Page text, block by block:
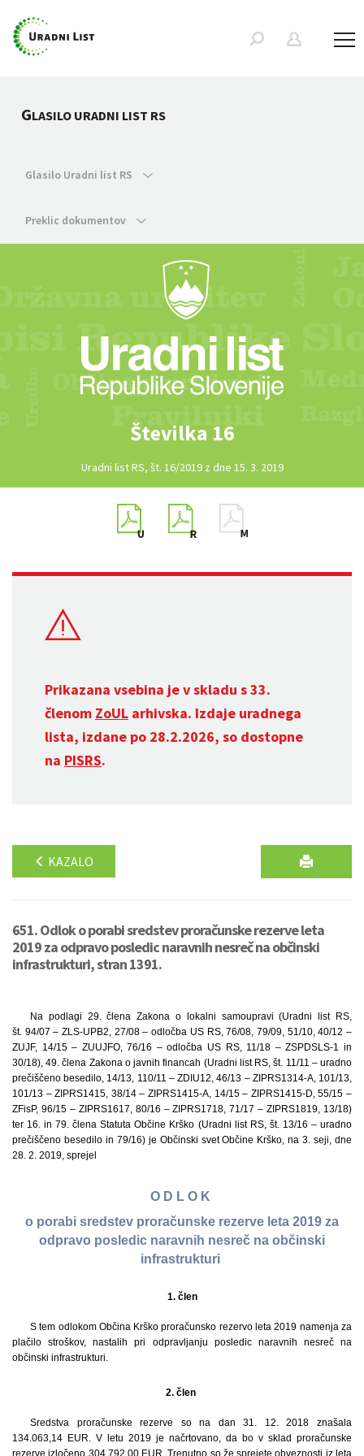
GLASILO URADNI LIST RS
Glasilo Uradni list RS
Preklic dokumentov
Številka 16
Uradni list RS, št. 16/2019 z dne 15. 3. 2019
Prikazana vsebina je v skladu s 33.
členom ZoUL arhivska. Izdaje uradnega
lista, izdane po 28.2.2026, so dostopne
na PISRS.
KAZALO
651. Odlok o porabi sredstev proračunske rezerve leta
2019 za odpravo posledic naravnih nesreč na občinski
infrastrukturi, stran 1391.
Na podlagi 29. člena Zakona o lokalni samoupravi (Uradni list RS,
št. 94/07 – ZLS-UPB2, 27/08 – odločba US RS, 76/08, 79/09, 51/10, 40/12 –
ZUJF, 14/15 – ZUUJFO, 76/16 – odločba US RS, 11/18 – ZSPDSLS-1 in
30/18), 49. člena Zakona o javnih financah (Uradni list RS, št. 11/11 – uradno
prečiščeno besedilo, 14/13, 110/11 – ZDIU12, 46/13 – ZIPRS1314-A, 101/13,
101/13 – ZIPRS1415, 38/14 – ZIPRS1415-A, 14/15 – ZIPRS1415-D, 55/15 –
ZFisP, 96/15 – ZIPRS1617, 80/16 – ZIPRS1718, 71/17 – ZIPRS1819, 13/18)
ter 16. in 79. člena Statuta Občine Krško (Uradni list RS, št. 13/16 – uradno
prečiščeno besedilo in 79/16) je Občinski svet Občine Krško, na 3. seji, dne
28. 2. 2019, sprejel
O D L O K
o porabi sredstev proračunske rezerve leta 2019 za
odpravo posledic naravnih nesreč na občinski
infrastrukturi
1. člen
S tem odlokom Občina Krško proračunsko rezervo leta 2019 namenja za
plačilo stroškov, nastalih pri odpravljanju posledic naravnih nesreč na
občinski infrastrukturi.
2. člen
Sredstva proračunske rezerve so na dan 31. 12. 2018 znašala
134.063,14 EUR. V letu 2019 je načrtovano, da bo v sklad proračunske
rezerve izločeno 304.792,00 EUR. Trenutno so že sprejete obveznosti iz leta